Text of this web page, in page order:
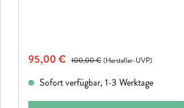
Streben mit einem Rohrdurchmesser von
20 Kilogramm. Natürlich ist der Quick
Rack für alle unsere Halterungssysteme
Verkaufspreis:
95,00 € Regulärer Preis:
100,00 €(Hersteller-UVP)
Sofort verfügbar, 1-3 Werktage